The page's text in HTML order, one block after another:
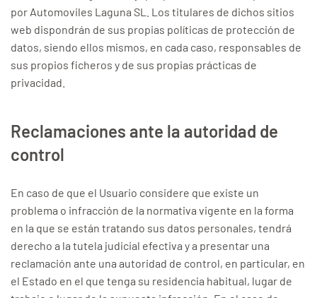
por Automoviles Laguna SL. Los titulares de dichos sitios
web dispondrán de sus propias políticas de protección de
datos, siendo ellos mismos, en cada caso, responsables de
sus propios ficheros y de sus propias prácticas de
privacidad.
Reclamaciones ante la autoridad de
control
En caso de que el Usuario considere que existe un
problema o infracción de la normativa vigente en la forma
en la que se están tratando sus datos personales, tendrá
derecho a la tutela judicial efectiva y a presentar una
reclamación ante una autoridad de control, en particular, en
el Estado en el que tenga su residencia habitual, lugar de